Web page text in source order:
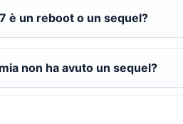
è un reboot o un sequel?
non ha avuto un sequel?